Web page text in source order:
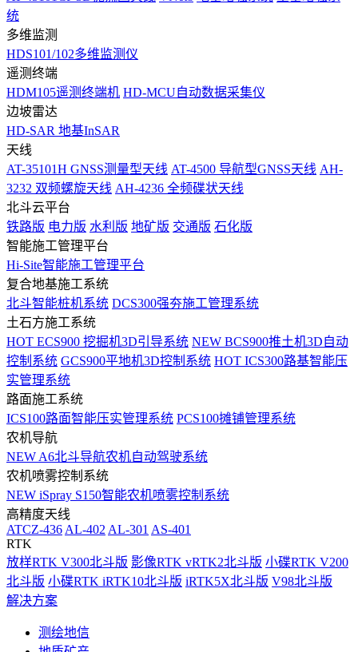
统
多维监测
HDS101/102多维监测仪
遥测终端
HDM105遥测终端机 HD-MCU自动数据采集仪
边坡雷达
HD-SAR 地基InSAR
天线
AT-35101H GNSS测量型天线 AT-4500 导航型GNSS天线 AH-
3232 双频螺旋天线 AH-4236 全频碟状天线
北斗云平台
铁路版 电力版 水利版 地矿版 交通版 石化版
智能施工管理平台
Hi-Site智能施工管理平台
复合地基施工系统
北斗智能桩机系统 DCS300强夯施工管理系统
土石方施工系统
HOT ECS900 挖掘机3D引导系统 NEW BCS900推土机3D自动
控制系统 GCS900平地机3D控制系统 HOT ICS300路基智能压
实管理系统
路面施工系统
ICS100路面智能压实管理系统 PCS100摊铺管理系统
农机导航
NEW A6北斗导航农机自动驾驶系统
农机喷雾控制系统
NEW iSpray S150智能农机喷雾控制系统
高精度天线
ATCZ-436 AL-402 AL-301 AS-401
RTK
放样RTK V300北斗版 影像RTK vRTK2北斗版 小碟RTK V200
北斗版 小碟RTK iRTK10北斗版 iRTK5X北斗版 V98北斗版
解决方案
测绘地信